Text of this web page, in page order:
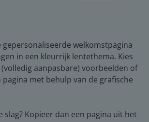
gepersonaliseerde welkomstpagina
in een kleurrijk lentethema. Kies
aanpasbare) voorbeelden of
met behulp van de grafische
slag? Kopieer dan een pagina uit het